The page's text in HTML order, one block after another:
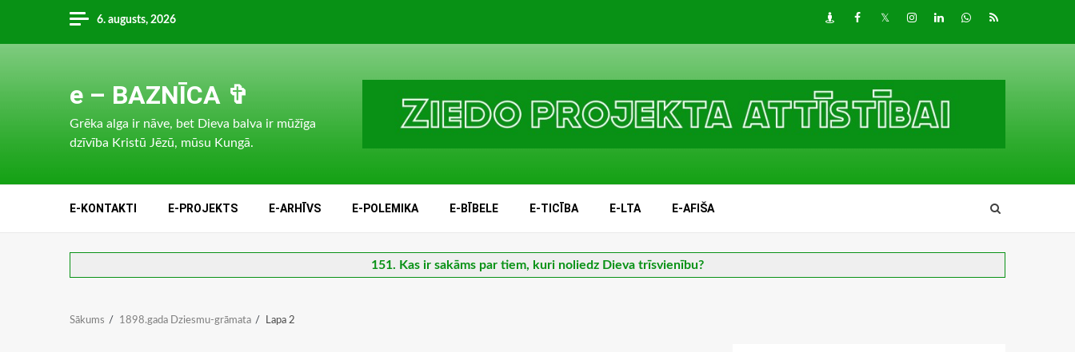
content
6. augusts, 2026 DraugiemFacebook
TwitterInstagram
LinkedInwhatsapp
RSS
e – BAZNĪCA ✞
Grēka alga ir nāve, bet Dieva balva ir mūžīga
dzīvība Kristū Jēzū, mūsu Kungā.
E-KONTAKTI E-PROJEKTS E-ARHĪVS E-POLEMIKA E-BĪBELE E-TICĪBA E-LTA E-AFIŠA
151. Kas ir sakāms par tiem, kuri noliedz Dieva trīsvienību?
Sākums 1898.gada Dziesmu-grāmata Lapa 2